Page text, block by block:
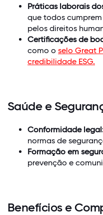
Práticas laborais
que todos
pelos direitos
Certificações de
como o selo Great
credibilidade ESG.
Saúde e
Conformidade
normas de
Formação em
prevenção e
Benefícios e